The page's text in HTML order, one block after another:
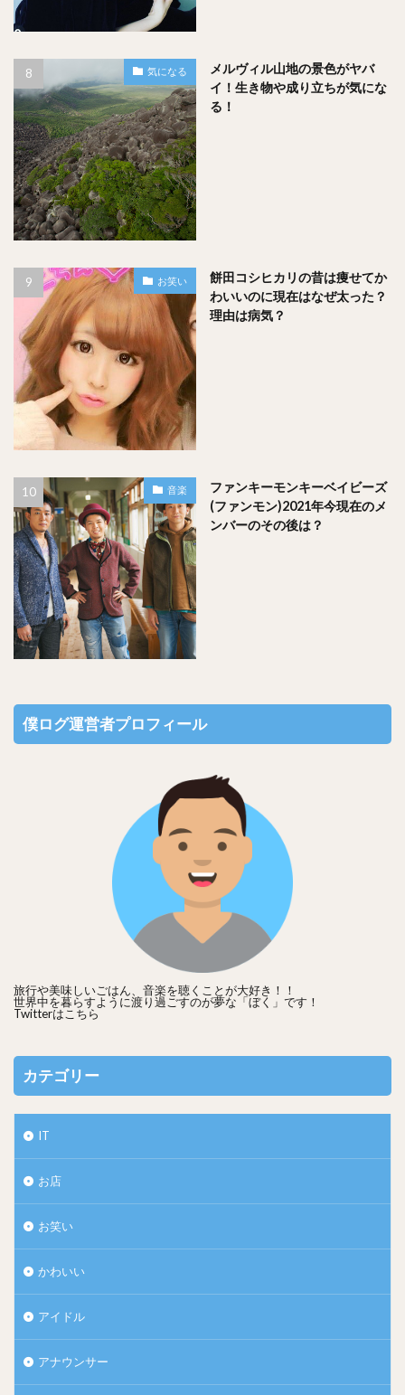
全員が満足、笑顔になれるかと思います！
また宮島に行く機会があったら、自分がこのブログ見直し
て、同じ店に再度行くでしょう！
皆さんの充実した良き宮島旅行のランチに
『あなごめしうえの』、『焼がきのはやし』
へ行ってみてください！！
気になる
メルヴィル山地の景色がヤバ
イ！生き物や成り立ちが気にな
る！
お笑い
餅田コシヒカリの昔は痩せてか
わいいのに現在はなぜ太った？
理由は病気？
音楽
ファンキーモンキーベイビーズ
(ファンモン)2021年今現在のメ
ンバーのその後は？
僕ログ運営者プロフィール
旅行や美味しいごはん、音楽を聴くことが大好き！！
世界中を暮らすように渡り過ごすのが夢な「ぼく」です！
Twitterはこちら
カテゴリー
IT
お店
お笑い
かわいい
アイドル
アナウンサー